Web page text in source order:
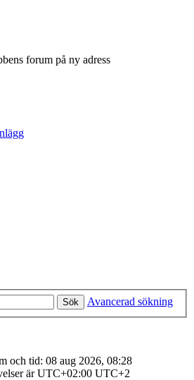
forum på ny adress
Sök Avancerad sökning
och tid: 08 aug 2026, 08:28
är UTC+02:00 UTC+2